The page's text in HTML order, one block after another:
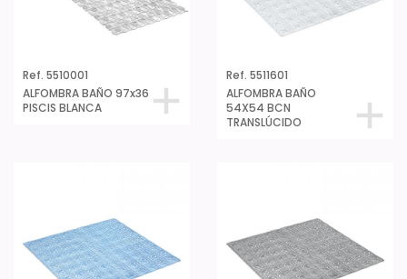
Ref. 5510001
ALFOMBRA BAÑO 97x36
PISCIS BLANCA
Ref. 5511601
ALFOMBRA BAÑO
54X54 BCN
TRANSLÚCIDO